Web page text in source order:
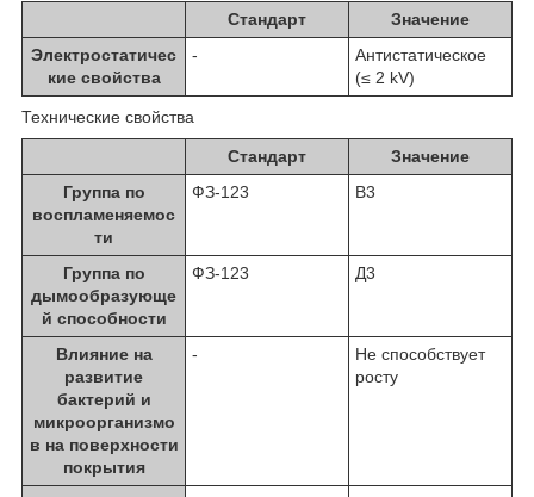
Стандарт
Значение
Электростатичес
кие свойства
-
Антистатическое
(≤ 2 kV)
Технические свойства
Стандарт
Значение
Группа по
воспламеняемос
ти
ФЗ-123 В3
Группа по
дымообразующе
й способности
ФЗ-123 Д3
Влияние на
развитие
бактерий и
микроорганизмо
в на поверхности
покрытия
-
Не способствует
росту